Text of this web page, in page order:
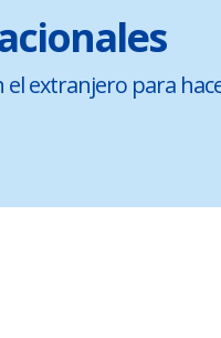
extranjero para